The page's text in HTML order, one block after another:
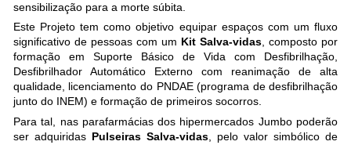
sensibilização para a morte súbita.
Este Projeto tem como objetivo equipar espaços com um fluxo
significativo de pessoas com um Kit Salva-vidas, composto por
formação em Suporte Básico de Vida com Desfibrilhação,
Desfibrilhador Automático Externo com reanimação de alta
qualidade, licenciamento do PNDAE (programa de desfibrilhação
junto do INEM) e formação de primeiros socorros.
Para tal, nas parafarmácias dos hipermercados Jumbo poderão
ser adquiridas
Pulseiras Salva-vidas, pelo valor simbólico de